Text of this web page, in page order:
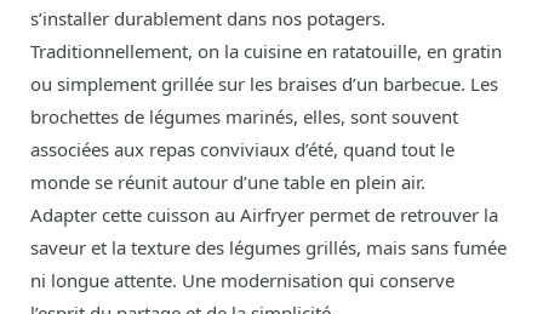
s’installer durablement dans nos potagers.
Traditionnellement, on la cuisine en ratatouille, en gratin
ou simplement grillée sur les braises d’un barbecue. Les
brochettes de légumes marinés, elles, sont souvent
associées aux repas conviviaux d’été, quand tout le
monde se réunit autour d’une table en plein air.
Adapter cette cuisson au Airfryer permet de retrouver la
saveur et la texture des légumes grillés, mais sans fumée
ni longue attente. Une modernisation qui conserve